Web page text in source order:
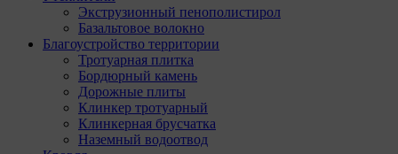
Экструзионный пенополистирол
Базальтовое волокно
Благоустройство территории
Тротуарная плитка
Бордюрный камень
Дорожные плиты
Клинкер тротуарный
Клинкерная брусчатка
Наземный водоотвод